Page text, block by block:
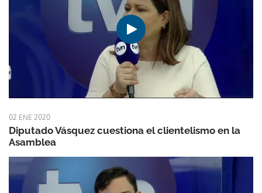
02 ENE 2020
Diputado Vásquez cuestiona el clientelismo en la
Asamblea